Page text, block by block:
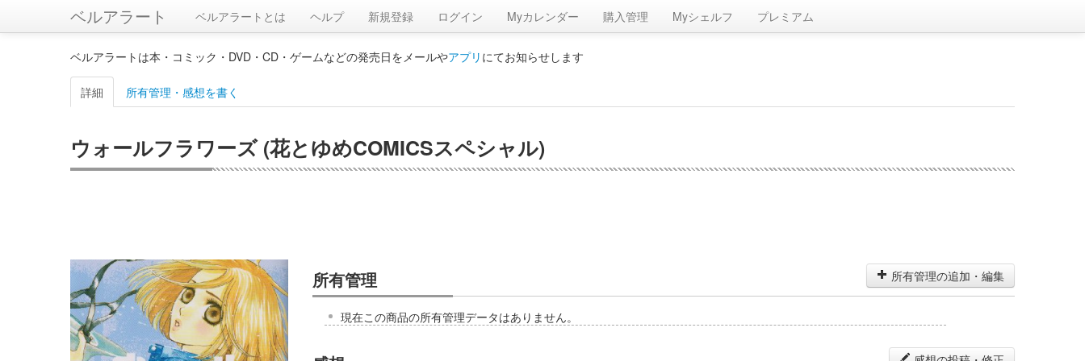
ベルアラート ベルアラートとは ヘルプ 新規登録 ログイン Myカレンダー 購入管理 Myシェルフ プレミアム
ベルアラートは本・コミック・DVD・CD・ゲームなどの発売日をメールやアプリ にてお知らせします
詳細 所有管理・感想を書く
ウォールフラワーズ (花とゆめCOMICSスペシャル)
所有管理 所有管理の追加・編集
現在この商品の所有管理データはありません。